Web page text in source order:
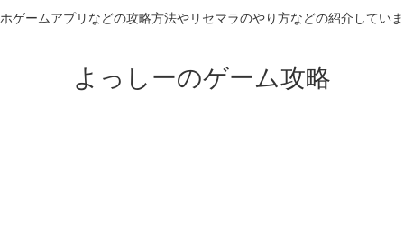
ゲームアプリなどの攻略方法やリセマラのやり方などの紹介してい
よっしーのゲーム攻略